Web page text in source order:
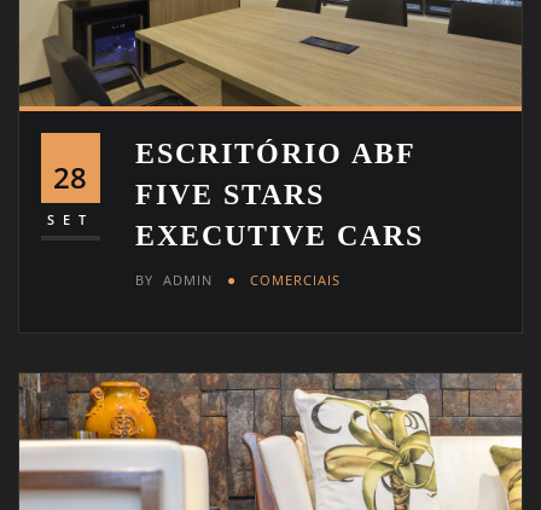
28
SET
ESCRITÓRIO ABF
FIVE STARS
EXECUTIVE CARS
BY ADMIN COMERCIAIS